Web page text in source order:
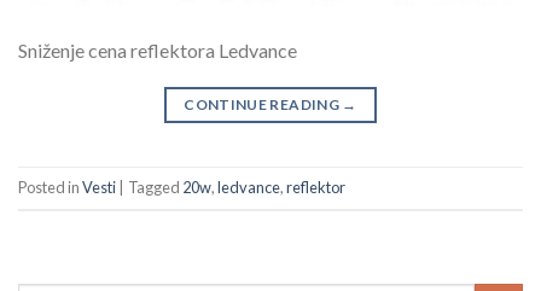
Sniženje cena reflektora Ledvance
CONTINUE READING →
Posted inVesti Tagged 20w,ledvance,reflektor